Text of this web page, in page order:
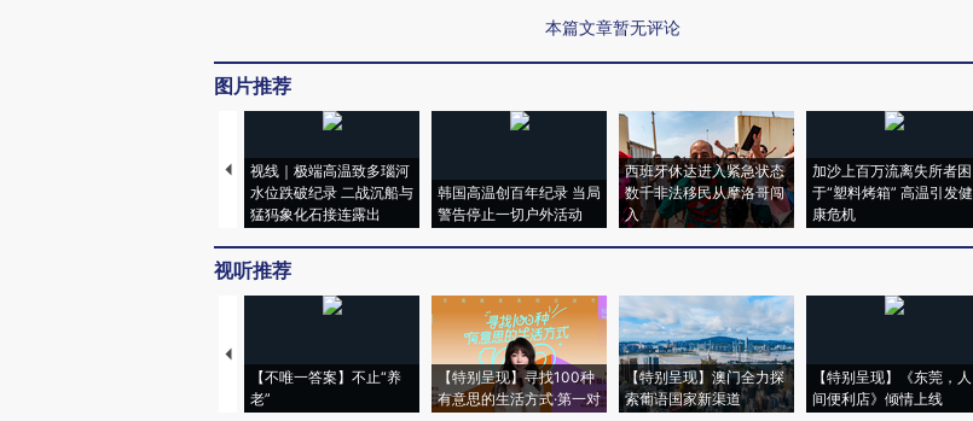
本篇文章暂无评论
图片推荐
视线｜极端高温致多瑙河
水位跌破纪录 二战沉船与
猛犸象化石接连露出
韩国高温创百年纪录 当局
警告停止一切户外活动
西班牙休达进入紧急状态
数千非法移民从摩洛哥闯
入
加沙上百万流离失所者困
于“塑料烤箱” 高温引发健
康危机
视听推荐
【不唯一答案】不止“养
老”
【特别呈现】寻找100种
有意思的生活方式·第一对
【特别呈现】澳门全力探
索葡语国家新渠道
【特别呈现】《东莞，人
间便利店》倾情上线